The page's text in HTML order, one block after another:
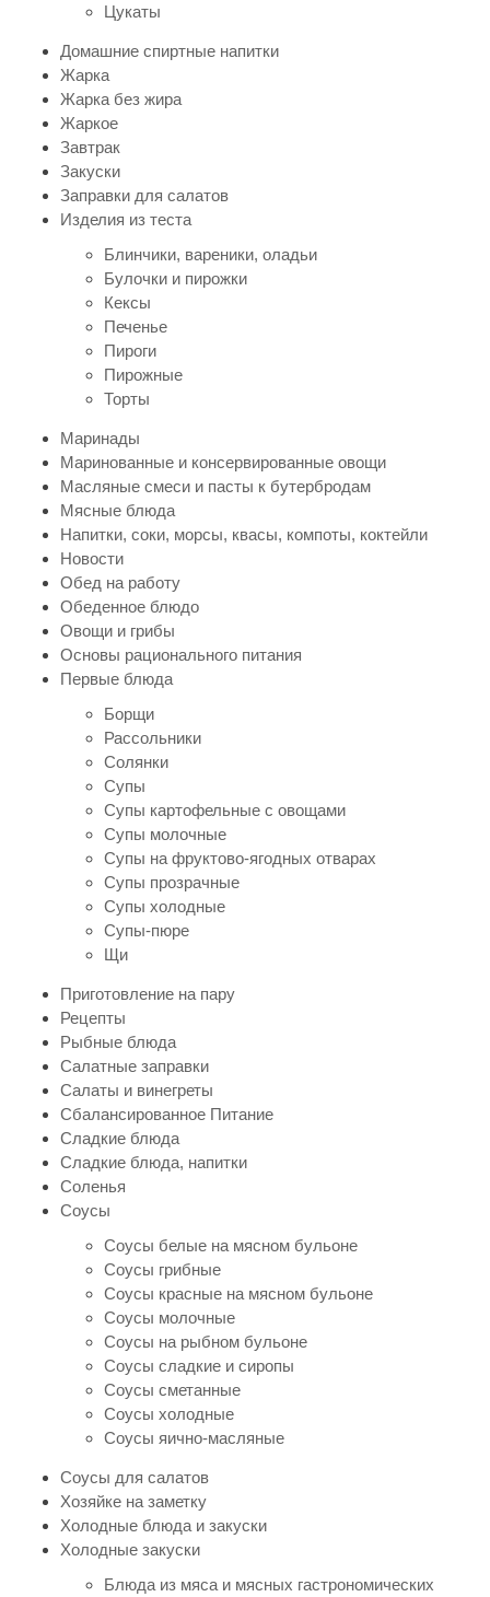
Цукаты
Домашние спиртные напитки
Жарка
Жарка без жира
Жаркое
Завтрак
Закуски
Заправки для салатов
Изделия из теста
Блинчики, вареники, оладьи
Булочки и пирожки
Кексы
Печенье
Пироги
Пирожные
Торты
Маринады
Маринованные и консервированные овощи
Масляные смеси и пасты к бутербродам
Мясные блюда
Напитки, соки, морсы, квасы, компоты, коктейли
Новости
Обед на работу
Обеденное блюдо
Овощи и грибы
Основы рационального питания
Первые блюда
Борщи
Рассольники
Солянки
Супы
Супы картофельные с овощами
Супы молочные
Супы на фруктово-ягодных отварах
Супы прозрачные
Супы холодные
Супы-пюре
Щи
Приготовление на пару
Рецепты
Рыбные блюда
Салатные заправки
Салаты и винегреты
Сбалансированное Питание
Сладкие блюда
Сладкие блюда, напитки
Соленья
Соусы
Соусы белые на мясном бульоне
Соусы грибные
Соусы красные на мясном бульоне
Соусы молочные
Соусы на рыбном бульоне
Соусы сладкие и сиропы
Соусы сметанные
Соусы холодные
Соусы яично-масляные
Соусы для салатов
Хозяйке на заметку
Холодные блюда и закуски
Холодные закуски
Блюда из мяса и мясных гастрономических